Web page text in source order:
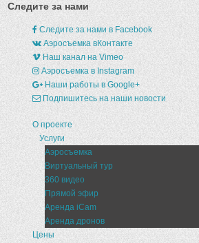
Следите за нами
Следите за нами в Facebook
Аэросъемка вКонтакте
Наш канал на Vimeo
Аэросъемка в Instagram
Наши работы в Google+
Подпишитесь на наши новости
О проекте
Услуги
Аэросъемка
Виртуальный тур
360 видео
Прямой эфир
Аренда iCam
Аренда дронов
Цены